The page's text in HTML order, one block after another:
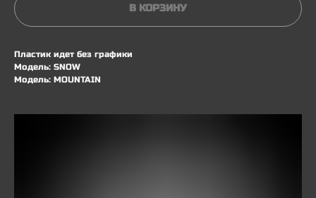
В КОРЗИНУ
Пластик идет без графики
Модель: SNOW
Модель: MOUNTAIN